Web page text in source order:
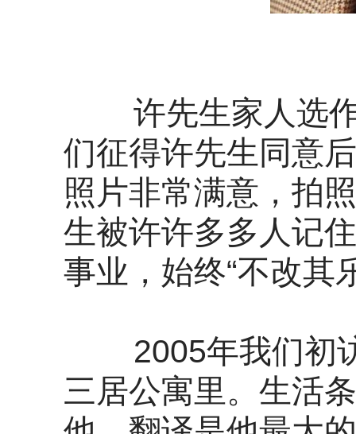
许先生家人选作
们征得许先生同意
照片非常满意，拍
生被许许多多人记
事业，始终“不改其
2005年我们初访
三居公寓里。生活